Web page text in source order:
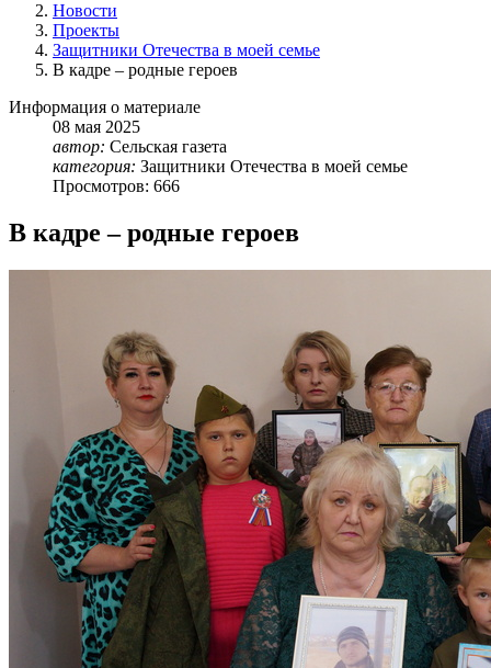
Новости
Проекты
Защитники Отечества в моей семье
В кадре – родные героев
Информация о материале
08 мая 2025
автор: Сельская газета
категория: Защитники Отечества в моей семье
Просмотров: 666
В кадре – родные героев